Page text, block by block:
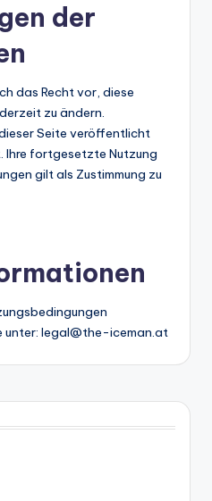
der
das Recht vor, diese
zu ändern.
Seite veröffentlicht
Ihre fortgesetzte Nutzung
gilt als Zustimmung zu
unter: legal@the-iceman.at